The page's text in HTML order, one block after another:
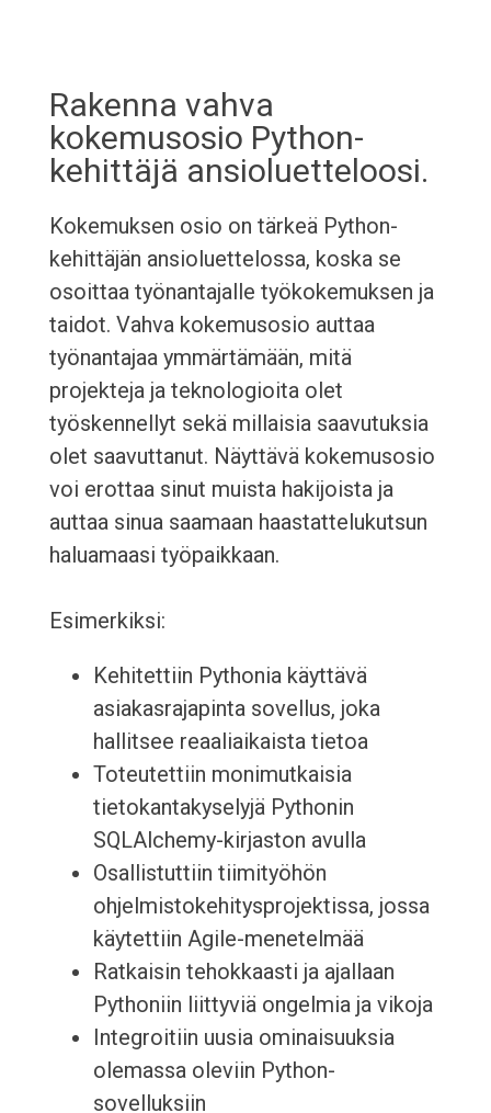
Rakenna vahva
kokemusosio Python-
kehittäjä ansioluetteloosi.
Kokemuksen osio on tärkeä Python-
kehittäjän ansioluettelossa, koska se
osoittaa työnantajalle työkokemuksen ja
taidot. Vahva kokemusosio auttaa
työnantajaa ymmärtämään, mitä
projekteja ja teknologioita olet
työskennellyt sekä millaisia saavutuksia
olet saavuttanut. Näyttävä kokemusosio
voi erottaa sinut muista hakijoista ja
auttaa sinua saamaan haastattelukutsun
haluamaasi työpaikkaan.
Esimerkiksi:
Kehitettiin Pythonia käyttävä
asiakasrajapinta sovellus, joka
hallitsee reaaliaikaista tietoa
Toteutettiin monimutkaisia
tietokantakyselyjä Pythonin
SQLAlchemy-kirjaston avulla
Osallistuttiin tiimityöhön
ohjelmistokehitysprojektissa, jossa
käytettiin Agile-menetelmää
Ratkaisin tehokkaasti ja ajallaan
Pythoniin liittyviä ongelmia ja vikoja
Integroitiin uusia ominaisuuksia
olemassa oleviin Python-
sovelluksiin